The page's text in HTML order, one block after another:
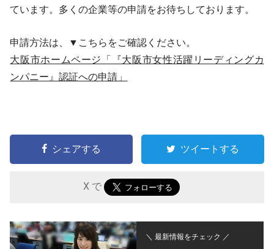
ています。多くの企業等の申請をお待ちしております。
申請方法は、▼こちらをご確認ください。
大阪市ホームページ「『大阪市女性活躍リーディングカ
ンパニー』認証への申請」
シェアする ツイートする
X で
＼ 最新情報をチェック ／